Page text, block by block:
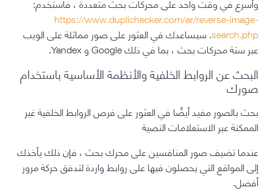
https://www.duplichecker.com/ar/reverse-image-
search.php. سيساعدك في العثور على صور مماثلة على الويب
عبر ستة محركات بحث ، بما في ذلك Google و Yandex.
البحث عن الروابط الخلفية والأنظمة الأساسية باستخدام
صورك
بحث بالصور مفيد أيضًا في العثور على فرص الروابط الخلفية غير
الممكنة عبر الاستعلامات النصية
عندما تضيف صور المنافسين على محرك بحث ، فإن ذلك يأخذك
إلى المواقع التي يحصلون فيها على روابط واردة لتدفق حركة مرور
أفضل.